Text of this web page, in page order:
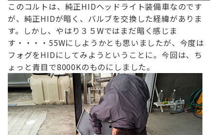
このコルトは、純正HIDヘッドライト装備車なのです
が、 純正HIDが暗く、バルブを交換した経緯がありま
す。 しかし、やはり３５Wではまだ暗く感じま
す・・・・ 55Wにしようかとも思いましたが、今度は
フォグをHIDにしてみようということに。今回は、ち
ょっと青目で8000Kのものにしました。